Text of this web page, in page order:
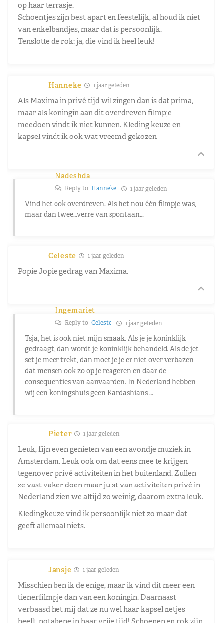
op haar terrasje.
Schoentjes zijn best apart en feestelijk, al houd ik niet
van enkelbandjes, maar dat is persoonlijk.
Tenslotte de rok: ja, die vind ik heel leuk!
Hanneke 1 jaar geleden
Als Maxima in privé tijd wil zingen dan is dat prima,
maar als koningin aan dit overdreven filmpje
meedoen vindt ik niet kunnen. Kleding keuze en
kapsel vindt ik ook wat vreemd gekozen
Nadeshda
Reply to Hanneke 1 jaar geleden
Vind het ook overdreven. Als het nou één filmpje was,
maar dan twee…verre van spontaan…
Celeste 1 jaar geleden
Popie Jopie gedrag van Maxima.
Ingemariet
Reply to Celeste 1 jaar geleden
Tsja, het is ook niet mijn smaak. Als je je koninklijk
gedraagt, dan wordt je koninklijk behandeld. Als de jet
set je meer trekt, dan moet je je er niet over verbazen
dat mensen ook zo op je reageren en daar de
consequenties van aanvaarden. In Nederland hebben
wij een koningshuis geen Kardashians …
Pieter 1 jaar geleden
Leuk, fijn even genieten van een avondje muziek in
Amsterdam. Leuk ook om dat eens mee te krijgen
tegenover privé activiteiten in het buitenland. Zullen
ze vast vaker doen maar juist van activiteiten privé in
Nederland zien we altijd zo weinig, daarom extra leuk.
Kledingkeuze vind ik persoonlijk niet zo maar dat
geeft allemaal niets.
Jansje 1 jaar geleden
Misschien ben ik de enige, maar ik vind dit meer een
tienerfilmpje dan van een koningin. Daarnaast
verbaasd het mij dat ze nu wel haar kapsel netjes
heeft, notabene in haar vrije tijd! Schoenen en rok zijn